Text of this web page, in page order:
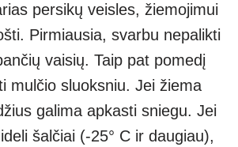
persikų veisles, žiemojimui
Pirmiausia, svarbu nepalikti
vaisių. Taip pat pomedį
mulčio sluoksniu. Jei žiema
galima apkasti sniegu. Jei
šalčiai (-25° C ir daugiau),